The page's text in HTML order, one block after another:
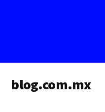
menu
blog.com.mx